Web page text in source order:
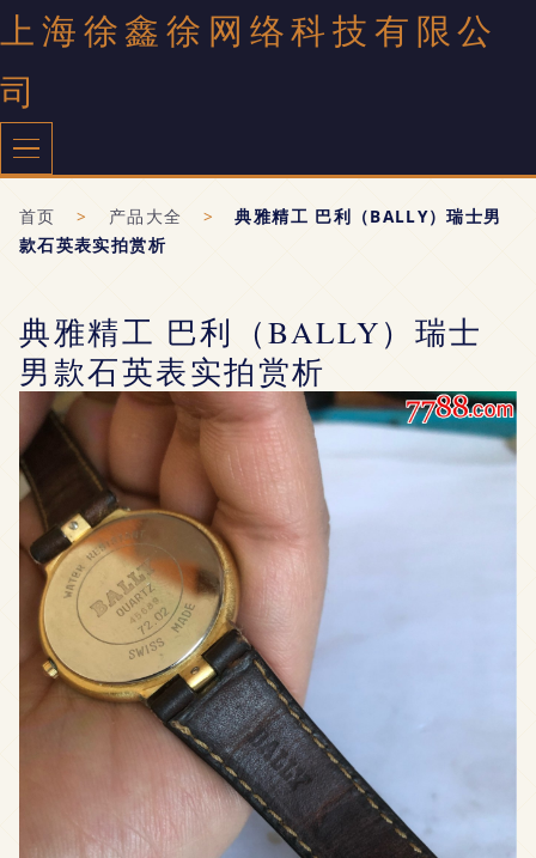
上海徐鑫徐网络科技有限公
司
首页 > 产品大全 >
典雅精工 巴利（BALLY）瑞士男
款石英表实拍赏析
典雅精工 巴利（BALLY）瑞士
男款石英表实拍赏析